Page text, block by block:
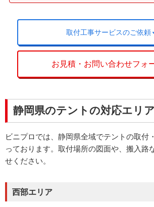
取付工事サービスのご依頼
お見積・お問い合わせフォ
静岡県のテントの対応エリ
ビニプロでは、静岡県全域でテントの取付
っております。取付場所の図面や、搬入路
せください。
西部エリア